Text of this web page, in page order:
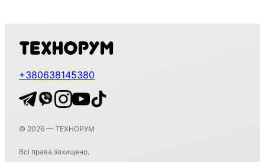
+380638145380
© 2026 — ТЕХНОРУМ
Всі права захищено.